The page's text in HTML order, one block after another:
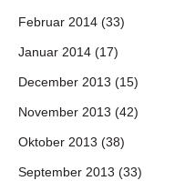
Februar 2014 (33)
Januar 2014 (17)
December 2013 (15)
November 2013 (42)
Oktober 2013 (38)
September 2013 (33)